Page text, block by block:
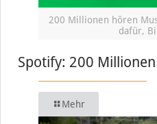
200 Millionen hören
dafür,
Spotify: 200
Mehr